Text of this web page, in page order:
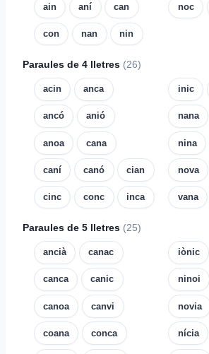
ain aní can
con nan nin
noc
Paraules de 4 lletres (26)
acin anca
ancó anió
anoa cana
caní canó cian
cinc conc inca
inic
nana
nina
nova
vana
Paraules de 5 lletres (25)
ancià canac
canca canic
canoa canvi
coana conca
iònic
ninoi
novia
nícia